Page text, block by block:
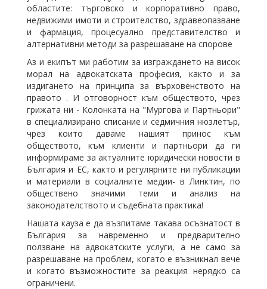
областите: търговско и корпоративно право,
недвижими имоти и строителство, здравеопазване
и фармация, процесуално представителство и
алтернативни методи за разрешаване на спорове
Аз и екипът ми работим за изграждането на висок
морал на адвокатската професия, както и за
издигането на принципа за върховенството на
правото . И отговорност към обществото, чрез
грижата ни - Колонката на "Мургова и Партньори"
в специализирано списание и седмичния нюзлетър,
чрез които даваме нашият принос към
обществото, към клиенти и партньори да ги
информираме за актуалните юридически новости в
България и ЕС, както и регулярните ни публикации
и материали в социалните медии- в Линктин, по
обществено значими теми и анализ на
законодателството и съдебната практика!
Нашата кауза е да възпитаме такава осъзнатост в
България за навременно и предварително
ползване на адвокатските услуги, а не само за
разрешаване на проблем, когато е възникнал вече
и когато възможностите за реакция нерядко са
ограничени.